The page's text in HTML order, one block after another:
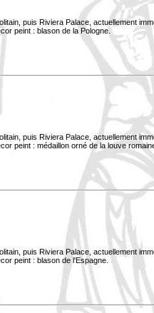
puis Riviera Palace, actuellement
peint : blason de la Pologne.
puis Riviera Palace, actuellement
peint : médaillon orné de la louve
puis Riviera Palace, actuellement
peint : blason de l'Espagne.